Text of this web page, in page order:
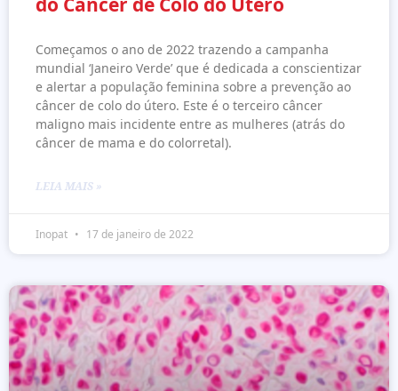
Começamos o ano de 2022 trazendo a campanha
mundial ‘Janeiro Verde’ que é dedicada a conscientizar
e alertar a população feminina sobre a prevenção ao
câncer de colo do útero. Este é o terceiro câncer
maligno mais incidente entre as mulheres (atrás do
câncer de mama e do colorretal).
LEIA MAIS »
Inopat 17 de janeiro de 2022